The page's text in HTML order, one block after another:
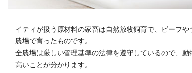
イティが扱う原材料の家畜は自然放牧飼育で、ビーフ
農場で育ったものです。
全農場は厳しい管理基準の法律を遵守しているので、
高いことが分かります。